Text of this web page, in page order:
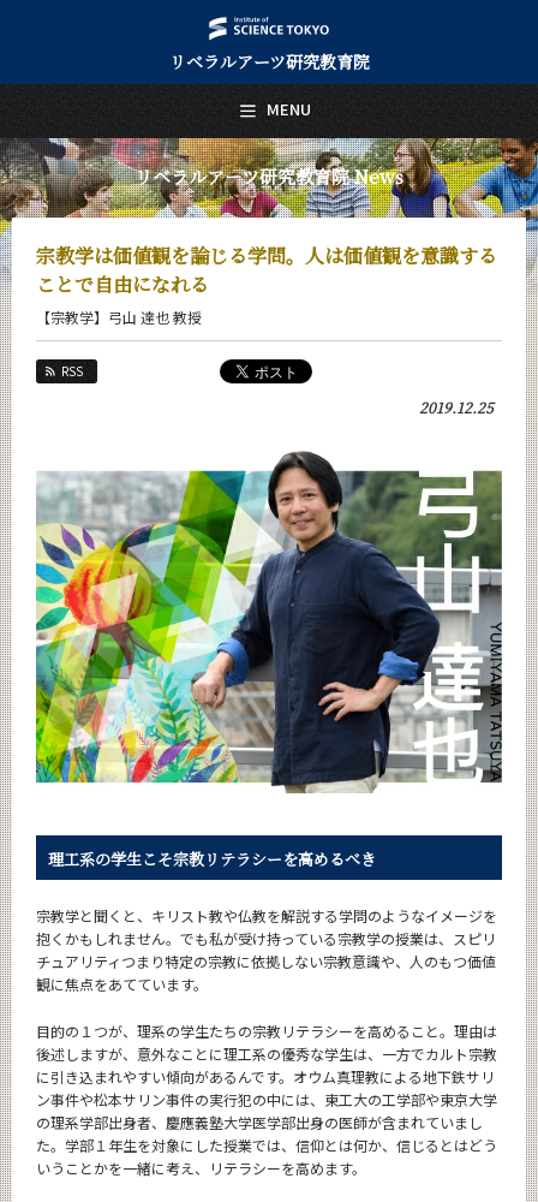
リベラルアーツ研究教育院
リベラルアーツ研究教育院 News
宗教学は価値観を論じる学問。人は価値観を意識する
ことで自由になれる
【宗教学】弓山 達也 教授
RSS
2019.12.25
理工系の学生こそ宗教リテラシーを高めるべき
宗教学と聞くと、キリスト教や仏教を解説する学問のようなイメージを
抱くかもしれません。でも私が受け持っている宗教学の授業は、スピリ
チュアリティつまり特定の宗教に依拠しない宗教意識や、人のもつ価値
観に焦点をあてています。
目的の１つが、理系の学生たちの宗教リテラシーを高めること。理由は
後述しますが、意外なことに理工系の優秀な学生は、一方でカルト宗教
に引き込まれやすい傾向があるんです。オウム真理教による地下鉄サリ
ン事件や松本サリン事件の実行犯の中には、東工大の工学部や東京大学
の理系学部出身者、慶應義塾大学医学部出身の医師が含まれていまし
た。学部１年生を対象にした授業では、信仰とは何か、信じるとはどう
いうことかを一緒に考え、リテラシーを高めます。
MENU
日本語 English
トップページ
Top Page
リベラルアーツ研究教育院について
About Us
教育
Education
研究
教員紹介
faculty
リベラルアーツ研究教育院 News
News
News 一覧
カテゴリ別
月別
イベントカレンダー
Event Calendar
サイト構成
CLOSE